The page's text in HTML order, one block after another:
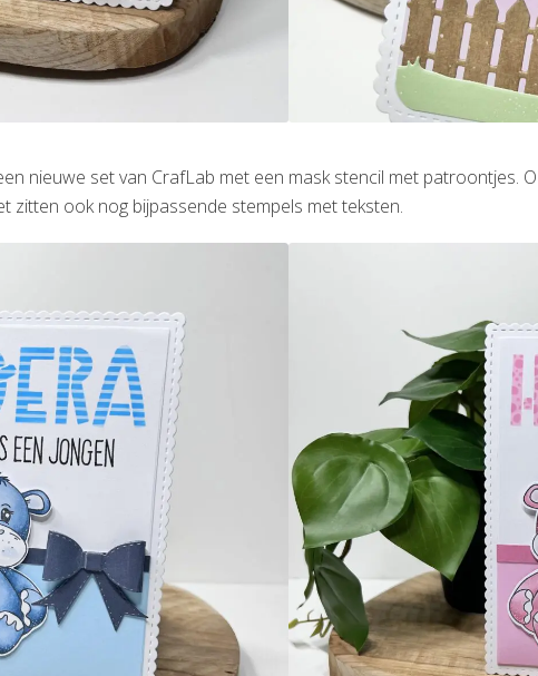
nieuwe set van CrafLab met een mask stencil met patroontjes.
zitten ook nog bijpassende stempels met teksten.